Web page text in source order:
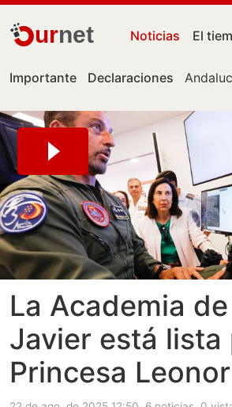
urnet Noticias El
Importante Declaraciones
La Academia
Javier está lista
Princesa Leonor